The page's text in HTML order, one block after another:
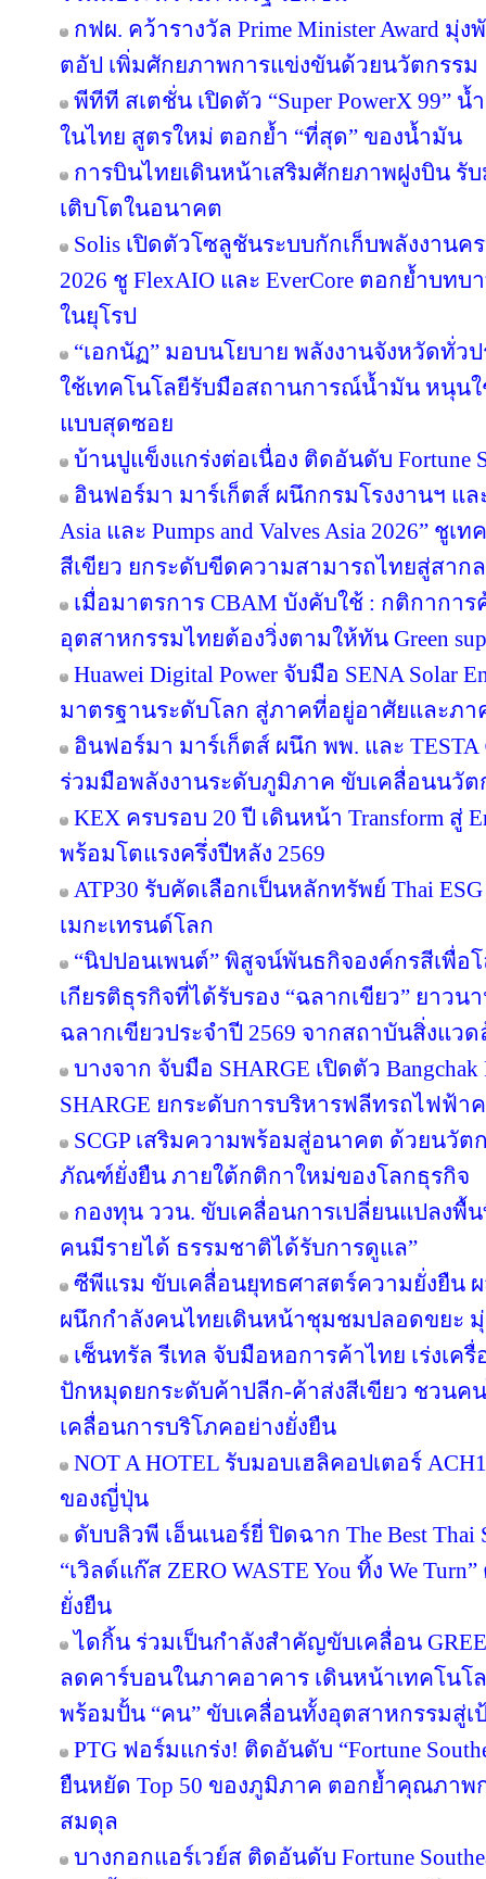
กฟผ. คว้ารางวัล Prime Minister Award มุ่
ตอัป เพิ่มศักยภาพการแข่งขันด้วยนวัตกรรม
พีทีที สเตชั่น เปิดตัว “Super PowerX 99”
ในไทย สูตรใหม่ ตอกย้ำ “ที่สุด” ของน้ำมัน
การบินไทยเดินหน้าเสริมศักยภาพฝูงบิน รับ
เติบโตในอนาคต
Solis เปิดตัวโซลูชันระบบกักเก็บพลังงานคร
2026 ชู FlexAIO และ EverCore ตอกย้ำบท
ในยุโรป
“เอกนัฏ” มอบนโยบาย พลังงานจังหวัดทั่
ใช้เทคโนโลยีรับมือสถานการณ์น้ำมัน หนุนใ
แบบสุดซอย
บ้านปูแข็งแกร่งต่อเนื่อง ติดอันดับ Fortune
อินฟอร์มา มาร์เก็ตส์ ผนึกกรมโรงงานฯ แ
Asia และ Pumps and Valves Asia 2026”
สีเขียว ยกระดับขีดความสามารถไทยสู่สากล
เมื่อมาตรการ CBAM บังคับใช้ : กติกากา
อุตสาหกรรมไทยต้องวิ่งตามให้ทัน Green
Huawei Digital Power จับมือ SENA Solar
มาตรฐานระดับโลก สู่ภาคที่อยู่อาศัยและภา
อินฟอร์มา มาร์เก็ตส์ ผนึก พพ. และ TESTA
ร่วมมือพลังงานระดับภูมิภาค ขับเคลื่อนนวัต
KEX ครบรอบ 20 ปี เดินหน้า Transform สู่
พร้อมโตแรงครึ่งปีหลัง 2569
ATP30 รับคัดเลือกเป็นหลักทรัพย์ Thai ESG
เมกะเทรนด์โลก
“นิปปอนเพนต์” พิสูจน์พันธกิจองค์กรสีเพื่อ
เกียรติธุรกิจที่ได้รับรอง “ฉลากเขียว” ยาวน
ฉลากเขียวประจำปี 2569 จากสถาบันสิ่งแว
บางจาก จับมือ SHARGE เปิดตัว Bangchak
SHARGE ยกระดับการบริหารฟลีทรถไฟฟ้า
SCGP เสริมความพร้อมสู่อนาคต ด้วยนวั
ภัณฑ์ยั่งยืน ภายใต้กติกาใหม่ของโลกธุรกิจ
กองทุน ววน. ขับเคลื่อนการเปลี่ยนแปลงพื้
คนมีรายได้ ธรรมชาติได้รับการดูแล”
ซีพีแรม ขับเคลื่อนยุทธศาสตร์ความยั่งยืน ผ
ผนึกกำลังคนไทยเดินหน้าชุมชมปลอดขยะ มุ่
เซ็นทรัล รีเทล จับมือหอการค้าไทย เร่งเครื่
ปักหมุดยกระดับค้าปลีก-ค้าส่งสีเขียว ชวน
เคลื่อนการบริโภคอย่างยั่งยืน
NOT A HOTEL รับมอบเฮลิคอปเตอร์
ของญี่ปุ่น
ดับบลิวพี เอ็นเนอร์ยี่ ปิดฉาก The Best Thai
“เวิลด์แก๊ส ZERO WASTE You ทิ้ง We
ยั่งยืน
ไดกิ้น ร่วมเป็นกำลังสำคัญขับเคลื่อน
ลดคาร์บอนในภาคอาคาร เดินหน้าเทคโนโ
พร้อมปั้น “คน” ขับเคลื่อนทั้งอุตสาหกรรมสู่
PTG ฟอร์มแกร่ง! ติดอันดับ “Fortune
ยืนหยัด Top 50 ของภูมิภาค ตอกย้ำคุณภาพ
สมดุล
บางกอกแอร์เวย์ส ติดอันดับ Fortune